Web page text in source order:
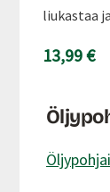
liukastaa
13,99 €